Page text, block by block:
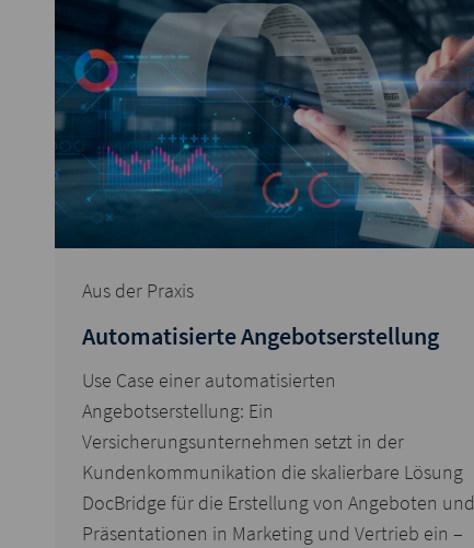
Aus der Praxis
Automatisierte Angebotserstellung
Use Case einer automatisierten
Angebotserstellung: Ein
Versicherungsunternehmen setzt in der
Kundenkommunikation die skalierbare Lösung
DocBridge für die Erstellung von Angeboten und
Präsentationen in Marketing und Vertrieb ein –